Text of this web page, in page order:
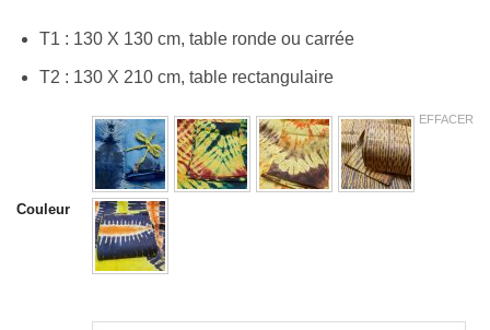
T1 : 130 X 130 cm, table ronde ou carrée
T2 : 130 X 210 cm, table rectangulaire
Couleur
EFFACER